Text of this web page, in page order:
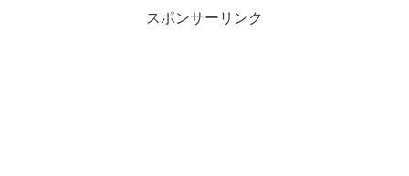
スポンサーリンク